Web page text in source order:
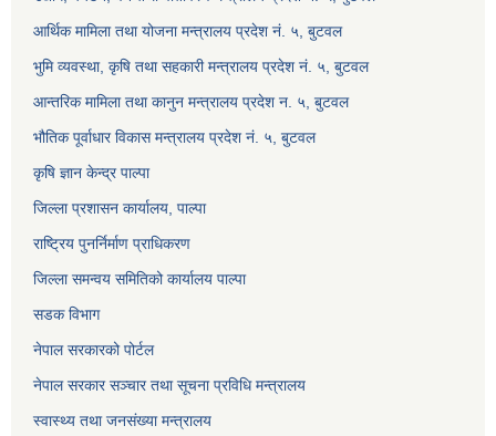
आर्थिक मामिला तथा योजना मन्त्रालय प्रदेश नं. ५, बुटवल
भुमि व्यवस्था, कृषि तथा सहकारी मन्त्रालय प्रदेश नं. ५, बुटवल
आन्तरिक मामिला तथा कानुन मन्त्रालय प्रदेश न. ५, बुटवल
भौतिक पूर्वाधार विकास मन्त्रालय प्रदेश नं. ५, बुटवल
कृषि ज्ञान केन्द्र पाल्पा
जिल्ला प्रशासन कार्यालय, पाल्पा
राष्ट्रिय पुनर्निर्माण प्राधिकरण
जिल्ला समन्वय समितिको कार्यालय पाल्पा
सडक विभाग
नेपाल सरकारको पोर्टल
नेपाल सरकार सञ्‍चार तथा सूचना प्रविधि मन्त्रालय
स्वास्थ्य तथा जनसंख्या मन्त्रालय